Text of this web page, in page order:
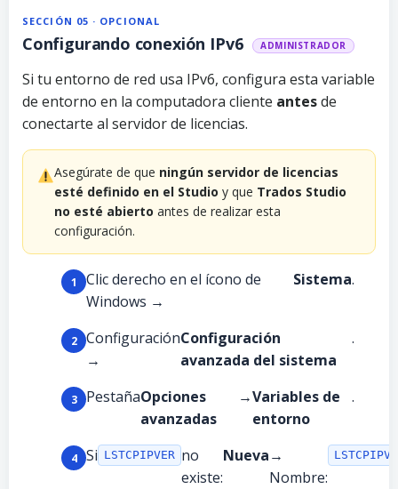
SECCIÓN 05 · OPCIONAL
Configurando conexión IPv6 ADMINISTRADOR
Si tu entorno de red usa IPv6, configura esta variable
de entorno en la computadora cliente antesde
conectarte al servidor de licencias.
Asegúrate de que ningún servidor de licencias
esté definido en el Studio y que Trados Studio
no esté abierto antes de realizar esta
configuración.
Clic derecho en el ícono de
Windows →
Sistema.
Configuración
→
Configuración
avanzada del sistema
.
PestañaOpciones
avanzadas
→Variables de
entorno
.
Si LSTCPIPVER no
existe:
Nueva→
Nombre: